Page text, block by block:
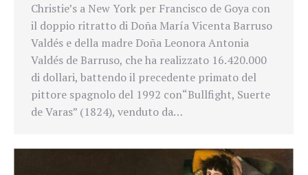
Christie’s a New York per Francisco de Goya con
il doppio ritratto di Doña María Vicenta Barruso
Valdés e della madre Doña Leonora Antonia
Valdés de Barruso, che ha realizzato 16.420.000
di dollari, battendo il precedente primato del
pittore spagnolo del 1992 con“Bullfight, Suerte
de Varas” (1824), venduto da…